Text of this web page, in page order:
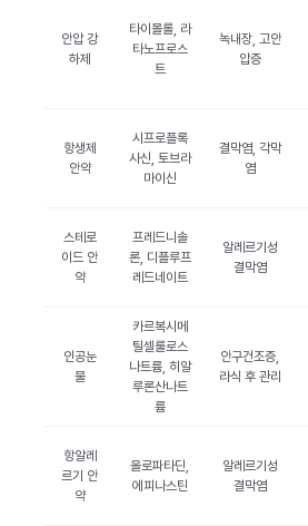
안압 강
하제
타이몰롤, 라
타노프로스
트
녹내장, 고안
압증
항생제
안약
시프로플록
사신, 토브라
마이신
결막염, 각막
염
스테로
이드 안
약
프레드니솔
론, 디플루프
레드네이트
알레르기성
결막염
인공눈
물
카르복시메
틸셀룰로스
나트륨, 히알
루론산나트
륨
안구건조증,
라식 후 관리
항알레
르기 안
약
올로파타딘,
에피나스틴
알레르기성
결막염